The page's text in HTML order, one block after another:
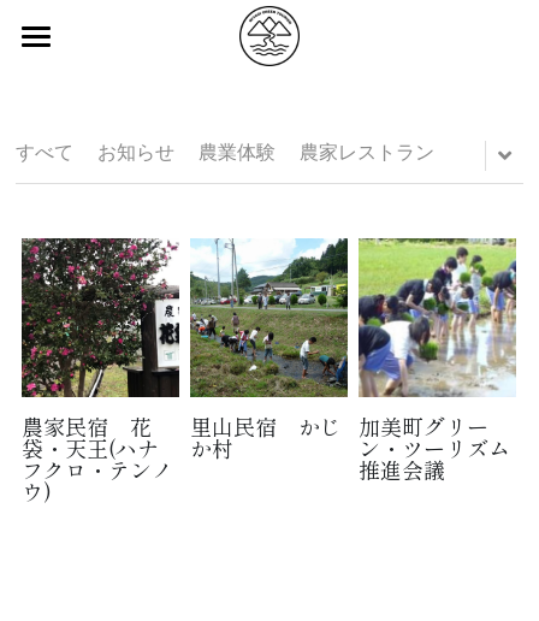
みやぎ型グリーン・ツーリズムとは
会員一覧
カテゴリ別会員紹介
会員紹介記事
会員募集
お知らせ
English
中文
すべて お知らせ 農業体験 農家レストラン
農家民宿 花
袋・天王(ハナ
フクロ・テンノ
ウ)
里山民宿 かじ
か村
加美町グリー
ン・ツーリズム
推進会議
ブログカテゴリー
団体
お知らせ
市町村
農業体験
沿岸エリア
県南・仙台エリア